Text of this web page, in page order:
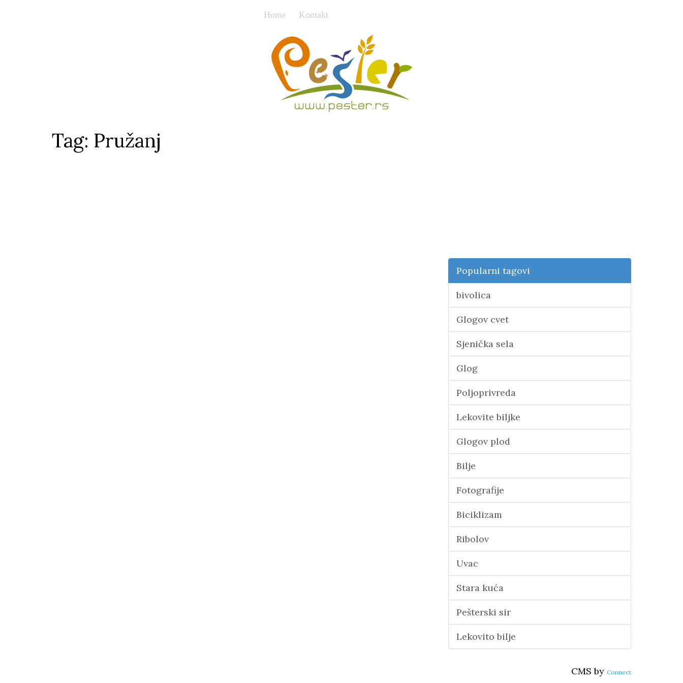
Home Kontakt
Tag: Pružanj
Popularni tagovi
bivolica
Glogov cvet
Sjenička sela
Glog
Poljoprivreda
Lekovite biljke
Glogov plod
Bilje
Fotografije
Biciklizam
Ribolov
Uvac
Stara kuća
Pešterski sir
Lekovito bilje
CMS by Connect